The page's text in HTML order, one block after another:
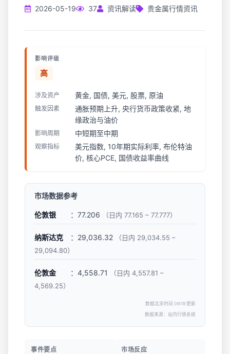
2026-05-19 37 资讯解读 贵金属行情资讯
影响评级
高
涉及资产 黄金, 国债, 美元, 股票, 原油
触发因素
通胀预期上升, 央行货币政策收紧, 地
缘政治与油价
影响周期 中短期至中期
观察指标
美元指数, 10年期实际利率, 布伦特油
价, 核心PCE, 国债收益率曲线
市场数据参考
伦敦银 ：77.206 （日内 77.165 – 77.777）
纳斯达克 ：29,036.32
（日内 29,034.55 –
29,094.80）
伦敦金 ：4,558.71
（日内 4,557.81 –
4,569.25）
数据北京时间 09:19 更新
数据来源：站内行情系统
事件要点 市场反应